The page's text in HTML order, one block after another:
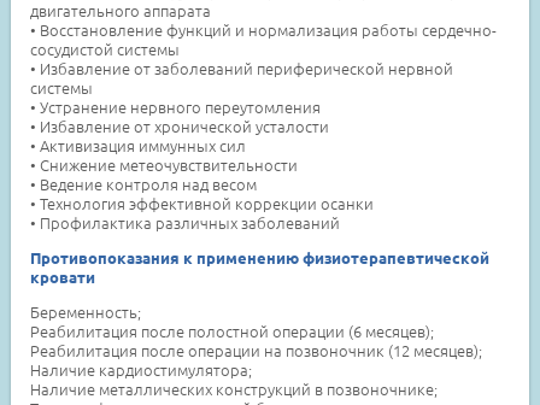
двигательного аппарата
• Восстановление функций и нормализация работы сердечно-
сосудистой системы
• Избавление от заболеваний периферической нервной
системы
• Устранение нервного переутомления
• Избавление от хронической усталости
• Активизация иммунных сил
• Снижение метеочувствительности
• Ведение контроля над весом
• Технология эффективной коррекции осанки
• Профилактика различных заболеваний
Противопоказания к применению физиотерапевтической
кровати
Беременность;
Реабилитация после полостной операции (6 месяцев);
Реабилитация после операции на позвоночник (12 месяцев);
Наличие кардиостимулятора;
Наличие металлических конструкций в позвоночнике;